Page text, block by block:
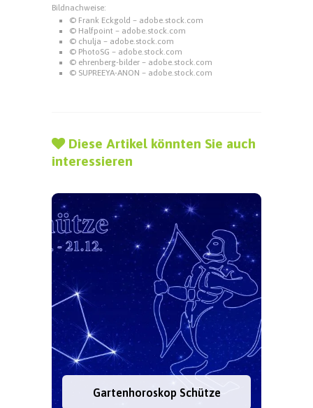
Bildnachweise:
© Frank Eckgold – adobe.stock.com
© Halfpoint – adobe.stock.com
© chulja – adobe.stock.com
© PhotoSG – adobe.stock.com
© ehrenberg-bilder – adobe.stock.com
© SUPREEYA-ANON – adobe.stock.com
Diese Artikel könnten Sie auch
interessieren
Gartenhoroskop Schütze